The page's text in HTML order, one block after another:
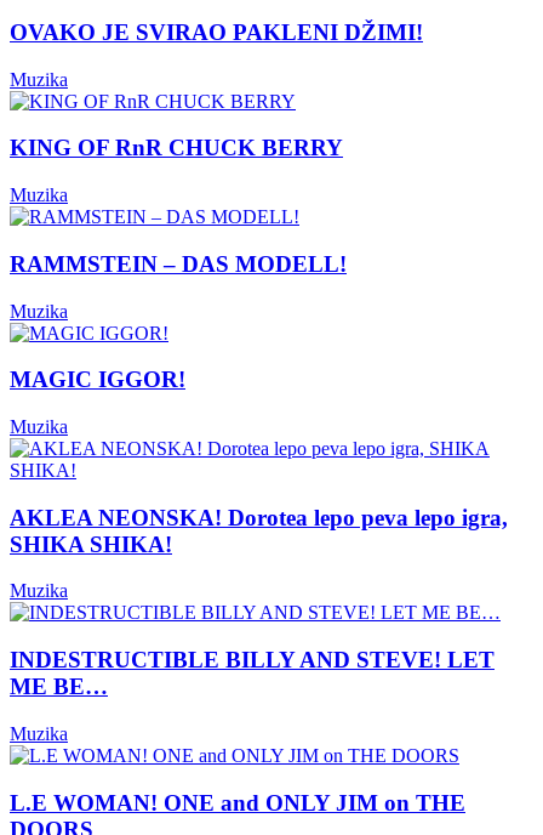
OVAKO JE SVIRAO PAKLENI DŽIMI!
Muzika
KING OF RnR CHUCK BERRY
Muzika
RAMMSTEIN – DAS MODELL!
Muzika
MAGIC IGGOR!
Muzika
AKLEA NEONSKA! Dorotea lepo peva lepo igra,
SHIKA SHIKA!
Muzika
INDESTRUCTIBLE BILLY AND STEVE! LET
ME BE…
Muzika
L.E WOMAN! ONE and ONLY JIM on THE
DOORS